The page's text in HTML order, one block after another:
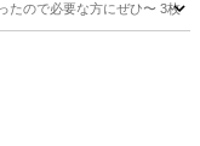
ので必要な方にぜひ〜 3枚